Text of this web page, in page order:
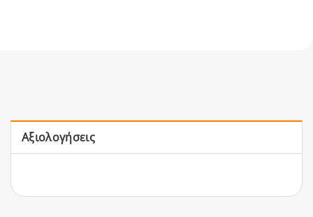
Αξιολογήσεις